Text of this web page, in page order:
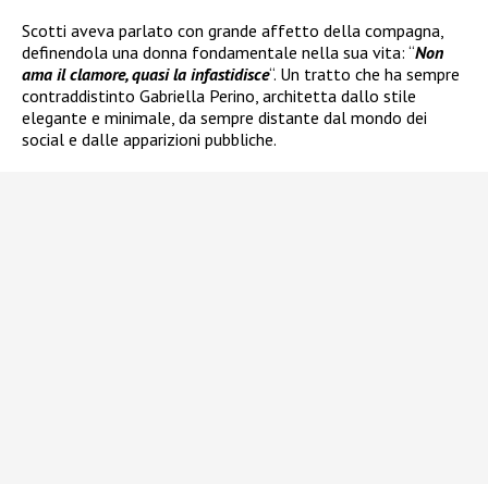
Scotti aveva parlato con grande affetto della compagna,
definendola una donna fondamentale nella sua vita: “Non
ama il clamore, quasi la infastidisce“. Un tratto che ha sempre
contraddistinto Gabriella Perino, architetta dallo stile
elegante e minimale, da sempre distante dal mondo dei
social e dalle apparizioni pubbliche.